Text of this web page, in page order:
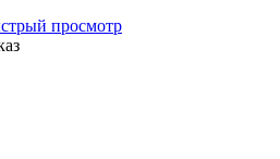
просмотр